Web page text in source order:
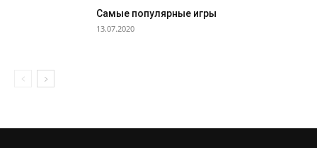
Самые популярные игры
13.07.2020